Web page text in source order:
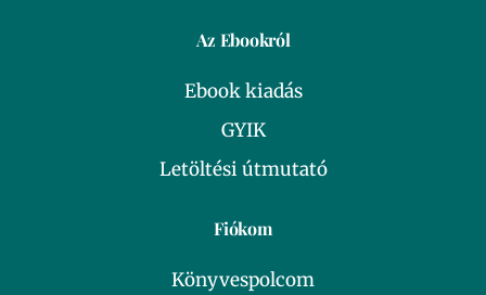
Az Ebookról
Ebook kiadás
GYIK
Letöltési útmutató
Fiókom
Könyvespolcom